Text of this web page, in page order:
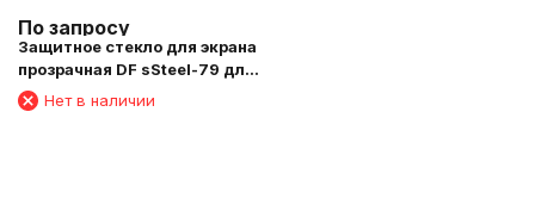
По запросу
Защитное стекло для экрана
прозрачная DF sSteel-79 для
Samsung Galaxy Tab A7 Lite
8.7" 1шт.
Нет в наличии